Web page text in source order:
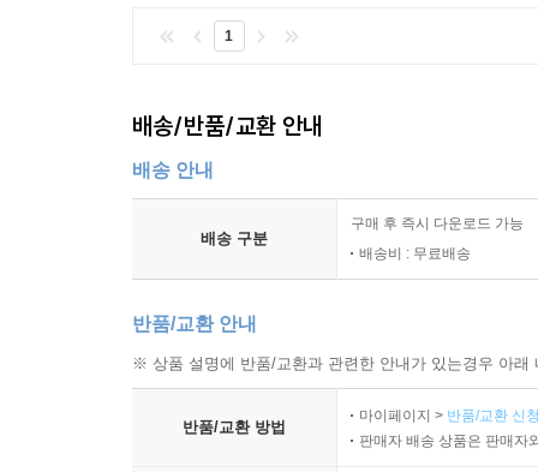
1
배송/반품/교환 안내
배송 안내
배송 구분
구매 후 즉시 다운로드 가능
배송비 : 무료배송
반품/교환 안내
※ 상품 설명에 반품/교환과 관련한 안내가 있는경우 아
반품/교환 방법
마이페이지 > 반품/교환 신
판매자 배송 상품은 판매자